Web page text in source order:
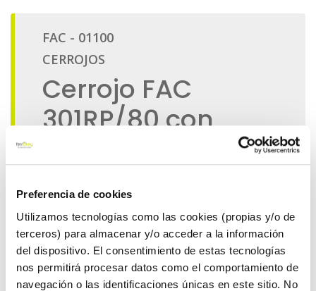
Preferencia de cookies
Utilizamos tecnologías como las cookies (propias y/o de
terceros) para almacenar y/o acceder a la información
del dispositivo. El consentimiento de estas tecnologías
nos permitirá procesar datos como el comportamiento de
navegación o las identificaciones únicas en este sitio. No